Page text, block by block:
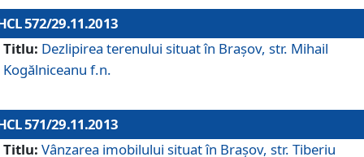
572/29.11.2013
Titlu: Dezlipirea terenului situat în Braşov, str. Mihail
Kogălniceanu f.n.
571/29.11.2013
Titlu: Vânzarea imobilului situat în Braşov, str. Tiberiu